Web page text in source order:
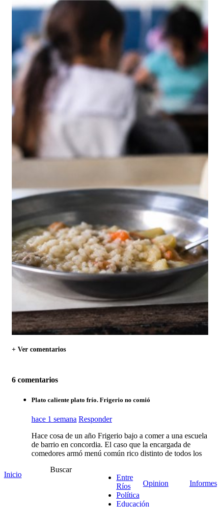
+ Ver comentarios
6 comentarios
Plato caliente plato frío. Frigerio no comió
hace 1 semana Responder
Hace cosa de un año Frigerio bajo a comer a una escuela
de barrio en concordia. El caso que la encargada de
comedores armó menú común rico distinto de todos los
que se vea lindo. La diferencia al servir es que este plato
también debió comer Frigerio y con postre todo incluido,
pero, resulta que el gobernador no lo comió, ni siquiera
lo miró! Siguio de largo, hablo unas pavadas, se levantó
Inicio
Buscar
Entre
Ríos
Política
Educación
Opinion Informes